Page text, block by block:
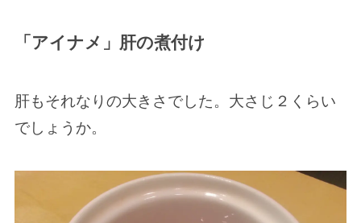
「アイナメ」肝の煮付け
肝もそれなりの大きさでした。大さじ２くらい
でしょうか。